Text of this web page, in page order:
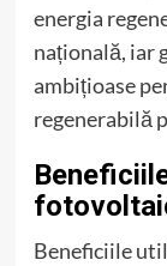
energia
națională, iar
ambițioase
regenerabilă
Beneficiile